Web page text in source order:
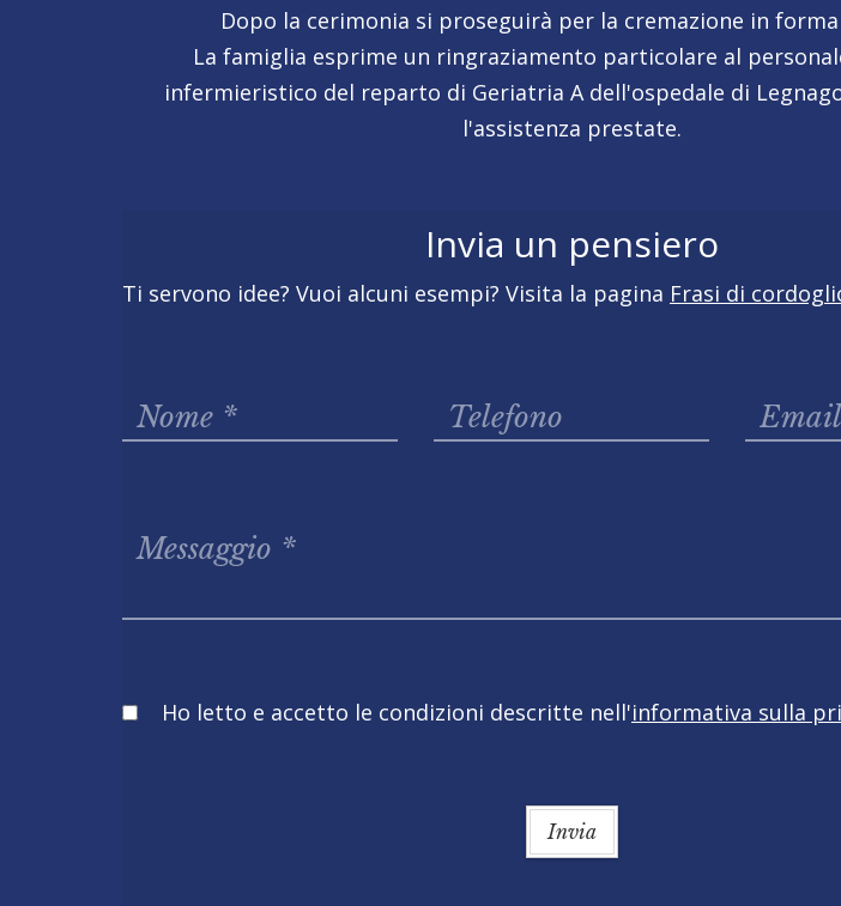
Dopo la cerimonia si proseguirà per la cremazione in
La famiglia esprime un ringraziamento particolare al
infermieristico del reparto di Geriatria A dell'ospedale di
l'assistenza prestate.
Invia un pensiero
Ti servono idee? Vuoi alcuni esempi? Visita la pagina Frasi di
Obbligatorio
Ho letto e accetto le condizioni descritte nell'informativa sulla
Invia